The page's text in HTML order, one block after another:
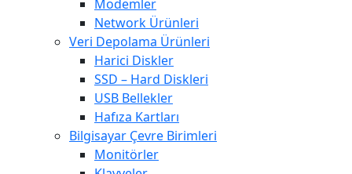
Modemler
Network Ürünleri
Veri Depolama Ürünleri
Harici Diskler
SSD – Hard Diskleri
USB Bellekler
Hafıza Kartları
Bilgisayar Çevre Birimleri
Monitörler